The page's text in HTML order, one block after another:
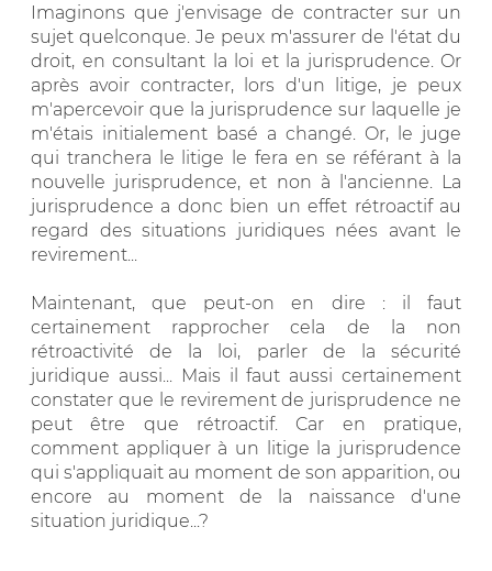
Imaginons que j'envisage de contracter sur un
sujet quelconque. Je peux m'assurer de l'état du
droit, en consultant la loi et la jurisprudence. Or
après avoir contracter, lors d'un litige, je peux
m'apercevoir que la jurisprudence sur laquelle je
m'étais initialement basé a changé. Or, le juge
qui tranchera le litige le fera en se référant à la
nouvelle jurisprudence, et non à l'ancienne. La
jurisprudence a donc bien un effet rétroactif au
regard des situations juridiques nées avant le
revirement...
Maintenant, que peut-on en dire : il faut
certainement rapprocher cela de la non
rétroactivité de la loi, parler de la sécurité
juridique aussi... Mais il faut aussi certainement
constater que le revirement de jurisprudence ne
peut être que rétroactif. Car en pratique,
comment appliquer à un litige la jurisprudence
qui s'appliquait au moment de son apparition, ou
encore au moment de la naissance d'une
situation juridique...?